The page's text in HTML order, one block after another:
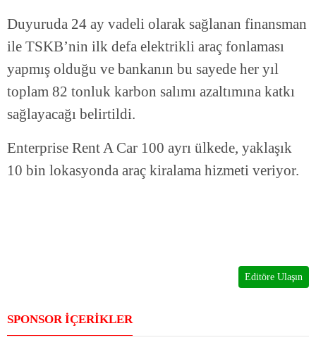
Duyuruda 24 ay vadeli olarak sağlanan finansman
ile TSKB’nin ilk defa elektrikli araç fonlaması
yapmış olduğu ve bankanın bu sayede her yıl
toplam 82 tonluk karbon salımı azaltımına katkı
sağlayacağı belirtildi.
Enterprise Rent A Car 100 ayrı ülkede, yaklaşık
10 bin lokasyonda araç kiralama hizmeti veriyor.
Editöre Ulaşın
SPONSOR İÇERİKLER